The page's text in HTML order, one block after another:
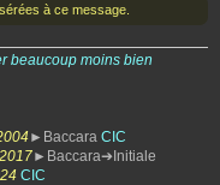
à ce message.
beaucoup moins bien
►Baccara CIC
2017►Baccara➔Initiale
CIC